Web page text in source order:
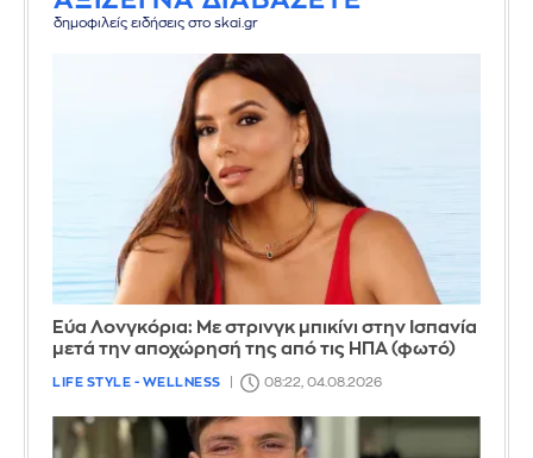
δημοφιλείς ειδήσεις στο skai.gr
Εύα Λονγκόρια: Με στρινγκ μπικίνι στην Ισπανία
μετά την αποχώρησή της από τις ΗΠΑ (φωτό)
LIFE STYLE - WELLNESS 08:22, 04.08.2026